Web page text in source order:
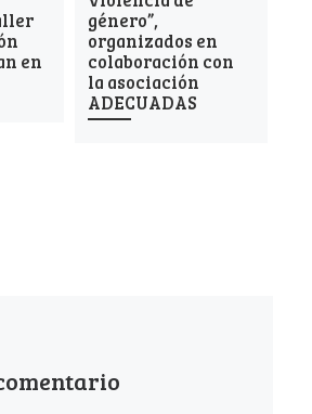
en
género”,
organizados en
colaboración con
la asociación
ADECUADAS